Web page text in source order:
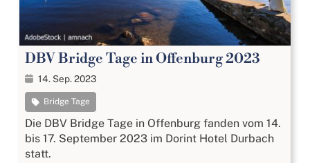
DBV Bridge Tage in Offenburg 2023
14. Sep. 2023
Bridge Tage
Die DBV Bridge Tage in Offenburg fanden vom 14.
bis 17. September 2023 im Dorint Hotel Durbach
statt.